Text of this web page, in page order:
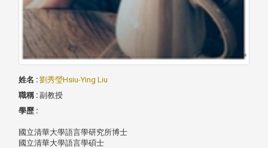
姓名 : 劉秀瑩Hsiu-Ying Liu
職稱 : 副教授
學歷 :
國立清華大學語言學研究所博士
國立清華大學語言學碩士